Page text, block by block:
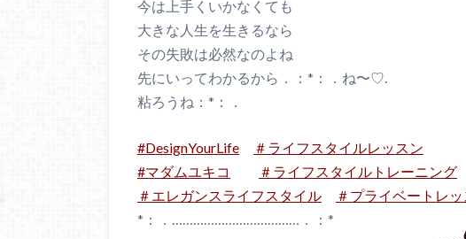
今は上手くいかなくても
大きな人生を生きるなら
その失敗は必然なのよね
先にいってわかるから．：*：．ね〜♡.
粘ろうね：*：．
#DesignYourLife ＃ ライフスタイルレッスン
#マダムユキコ ＃ ライフスタイルトレーニング
＃ エレガンスライフスタイル ＃ プライベートレッ
*：．………………………………．：*